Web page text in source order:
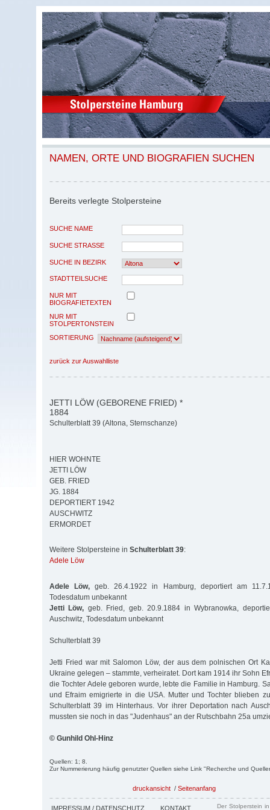
NAMEN, ORTE UND BIOGRAFIEN SUCHEN
Bereits verlegte Stolpersteine
SUCHE NAME
SUCHE STRASSE
SUCHE IN BEZIRK
STADTTEILSUCHE
NUR MIT
BIOGRAFIETEXTEN
NUR MIT
STOLPERTONSTEIN
SORTIERUNG
zurück zur Auswahlliste
JETTI LÖW (GEBORENE FRIED) *
1884
Schulterblatt 39 (Altona, Sternschanze)
HIER WOHNTE
JETTI LÖW
GEB. FRIED
JG. 1884
DEPORTIERT 1942
AUSCHWITZ
ERMORDET
Weitere Stolpersteine in Schulterblatt 39:
Adele Löw
Adele Löw, geb. 26.4.1922 in Hamburg, deportiert am
Todesdatum unbekannt
Jetti Löw, geb. Fried, geb. 20.9.1884 in Wybranowka,
Auschwitz, Todesdatum unbekannt
Schulterblatt 39
Jetti Fried war mit Salomon Löw, der aus dem polnischen Ort
Ukraine gelegen – stammte, verheiratet. Dort kam 1914 ihr Sohn
die Tochter Adele geboren wurde, lebte die Familie in Hamburg.
und Efraim emigrierte in die USA. Mutter und Tochter blieben
Schulterblatt 39 im Hinterhaus. Vor ihrer Deportation nach
mussten sie noch in das "Judenhaus" an der Rutschbahn 25a
© Gunhild Ohl-Hinz
Quellen: 1; 8.
Zur Nummerierung häufig genutzter Quellen siehe Link "Recherche und
druckansicht / Seitenanfang
IMPRESSUM / DATENSCHUTZ KONTAKT
Der Stolperstein